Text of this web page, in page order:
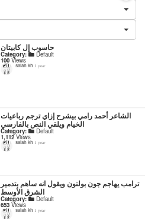
حاسوب إل كابيتان
Category: Default
100 Views
salah kh 1 year
‏الشاعر أحمد رامي بيشرح إزاي ترجم رباعيات
الخيام ويلقي النص بالفارسي
Category: Default
1,112Views
salah kh 1 year
ترامب يهاجم جون بولتون ويقول انه ساهم بتدمير
الشرق الأوسط
Category: Default
653 Views
salah kh 1 year